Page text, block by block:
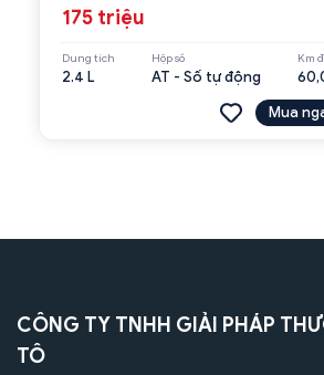
175 triệu
Dung tích
2.4 L
Hộp số
AT - Số tự động
Km
Mua
CÔNG TY TNHH GIẢI PHÁP
TÔ